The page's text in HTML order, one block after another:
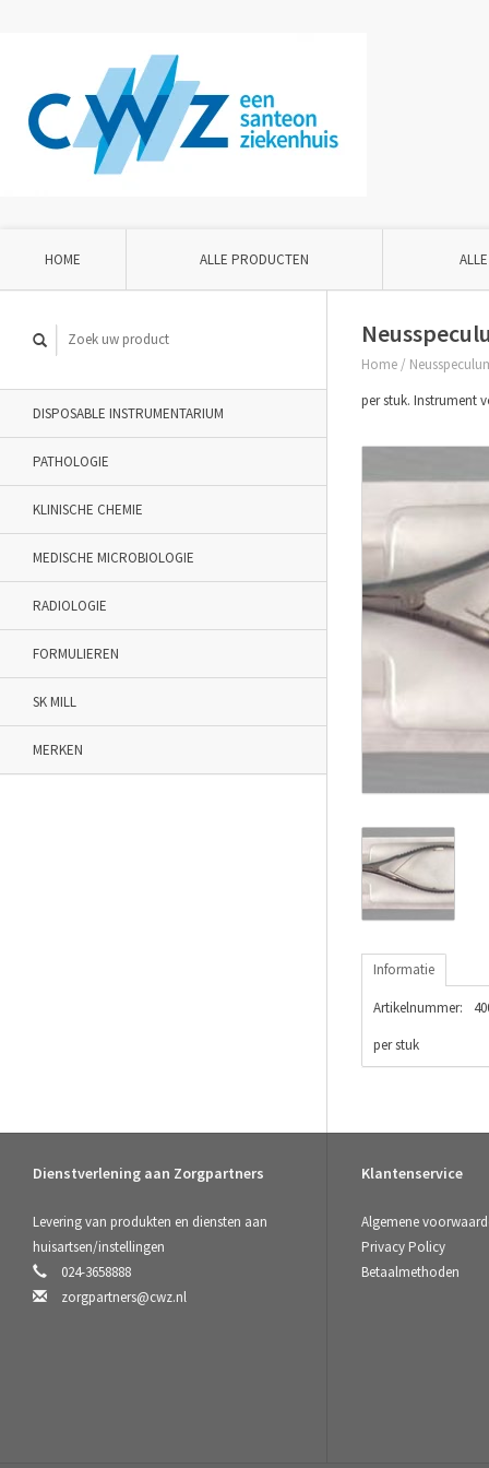
HOME ALLE PRODUCTEN
DISPOSABLE INSTRUMENTARIUM
PATHOLOGIE
KLINISCHE CHEMIE
MEDISCHE MICROBIOLOGIE
RADIOLOGIE
FORMULIEREN
SK MILL
MERKEN
Home /
per stuk. Instrument
Informatie
Artikelnummer:
per stuk
Dienstverlening aan Zorgpartners
Levering van produkten en diensten aan
huisartsen/instellingen
024-3658888
zorgpartners@cwz.nl
Klantenservice
Algemene
Privacy Policy
Betaalmethoden